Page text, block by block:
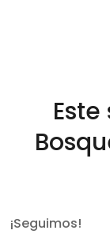
¡Seguimos!